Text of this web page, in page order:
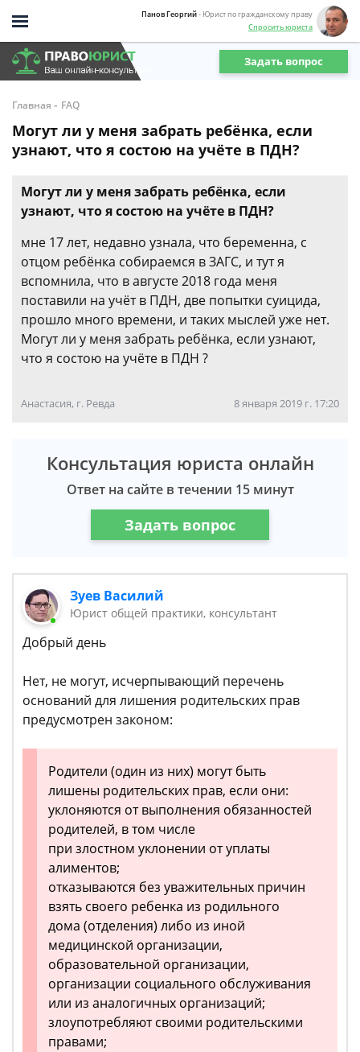
Панов Георгий- Юрист по гражданскому праву
Спросить юриста
Задать вопрос
Главная - FAQ
Могут ли у меня забрать ребёнка, если
узнают, что я состою на учёте в ПДН?
Могут ли у меня забрать ребёнка, если
узнают, что я состою на учёте в ПДН?
мне 17 лет, недавно узнала, что беременна, с
отцом ребёнка собираемся в ЗАГС, и тут я
вспомнила, что в августе 2018 года меня
поставили на учёт в ПДН, две попытки суицида,
прошло много времени, и таких мыслей уже нет.
Могут ли у меня забрать ребёнка, если узнают,
что я состою на учёте в ПДН ?
Анастасия, г. Ревда 8 января 2019 г. 17:20
Консультация юриста онлайн
Ответ на сайте в течении 15 минут
Задать вопрос
Зуев Василий
Юрист общей практики, консультант
Добрый день
Нет, не могут, исчерпывающий перечень
оснований для лишения родительских прав
предусмотрен законом:
Родители (один из них) могут быть
лишены родительских прав, если они:
уклоняются от выполнения обязанностей
родителей, в том числе
при злостном уклонении от уплаты
алиментов;
отказываются без уважительных причин
взять своего ребенка из родильного
дома (отделения) либо из иной
медицинской организации,
образовательной организации,
организации социального обслуживания
или из аналогичных организаций;
злоупотребляют своими родительскими
правами;